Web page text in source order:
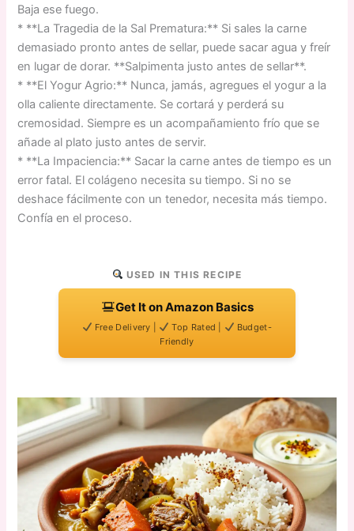
Baja ese fuego.
* **La Tragedia de la Sal Prematura:** Si sales la carne
demasiado pronto antes de sellar, puede sacar agua y freír
en lugar de dorar. **Salpimenta justo antes de sellar**.
* **El Yogur Agrio:** Nunca, jamás, agregues el yogur a la
olla caliente directamente. Se cortará y perderá su
cremosidad. Siempre es un acompañamiento frío que se
añade al plato justo antes de servir.
* **La Impaciencia:** Sacar la carne antes de tiempo es un
error fatal. El colágeno necesita su tiempo. Si no se
deshace fácilmente con un tenedor, necesita más tiempo.
Confía en el proceso.
USED IN THIS RECIPE
Get It on Amazon Basics
Free Delivery | Top Rated |
Budget-
Friendly